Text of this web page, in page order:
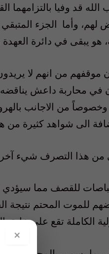
الله قد وفيا
لهم، وأما الجزء
يبقى في دائرة العهدة
موقفهم من انهم لا
في محاربة داعش يناقضه
من الاجانب
الى شواهد كثيرة من
من هذا التصرف شيء
للقصف مما سيؤدي
للموت المحتم
الكاملة تقع على عاتق
×